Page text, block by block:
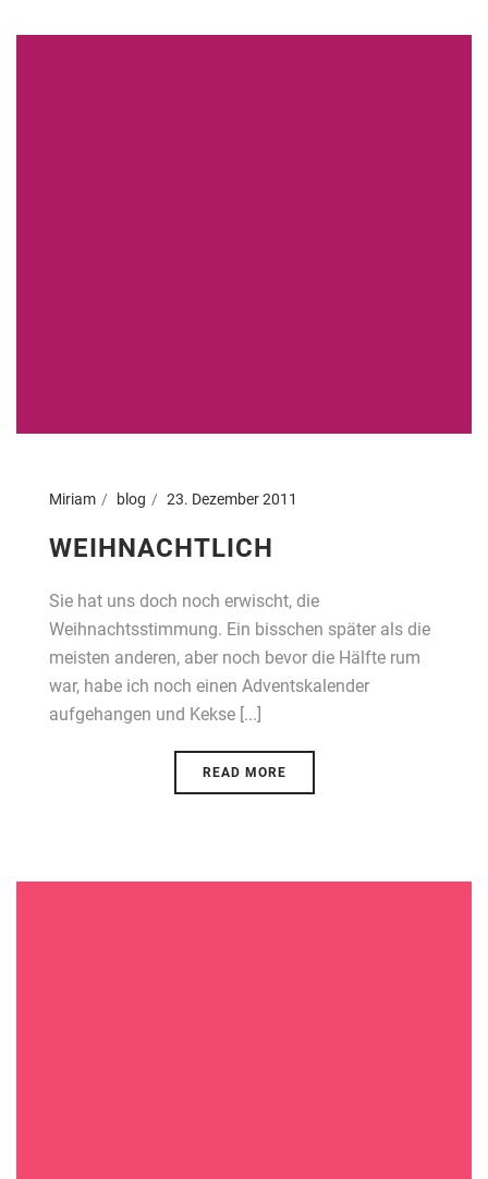
Miriam blog 23. Dezember 2011
WEIHNACHTLICH
Sie hat uns doch noch erwischt, die
Weihnachtsstimmung. Ein bisschen später als die
meisten anderen, aber noch bevor die Hälfte rum
war, habe ich noch einen Adventskalender
aufgehangen und Kekse [...]
READ MORE